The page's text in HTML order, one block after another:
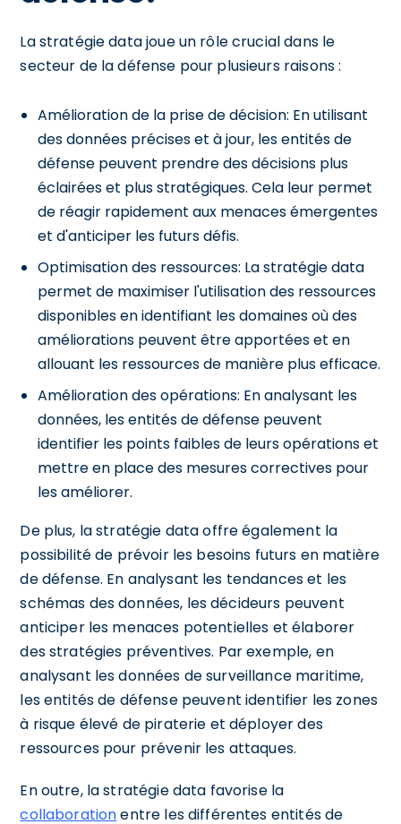
La stratégie data joue un rôle crucial dans le
secteur de la défense pour plusieurs raisons :
Amélioration de la prise de décision: En utilisant
des données précises et à jour, les entités de
défense peuvent prendre des décisions plus
éclairées et plus stratégiques. Cela leur permet
de réagir rapidement aux menaces émergentes
et d'anticiper les futurs défis.
Optimisation des ressources: La stratégie data
permet de maximiser l'utilisation des ressources
disponibles en identifiant les domaines où des
améliorations peuvent être apportées et en
allouant les ressources de manière plus efficace.
Amélioration des opérations: En analysant les
données, les entités de défense peuvent
identifier les points faibles de leurs opérations et
mettre en place des mesures correctives pour
les améliorer.
De plus, la stratégie data offre également la
possibilité de prévoir les besoins futurs en matière
de défense. En analysant les tendances et les
schémas des données, les décideurs peuvent
anticiper les menaces potentielles et élaborer
des stratégies préventives. Par exemple, en
analysant les données de surveillance maritime,
les entités de défense peuvent identifier les zones
à risque élevé de piraterie et déployer des
ressources pour prévenir les attaques.
En outre, la stratégie data favorise la
collaborationentre les différentes entités de